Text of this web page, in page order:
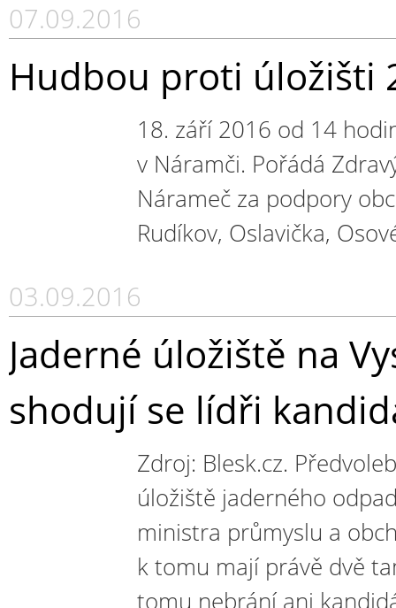
07.09.2016
Hudbou proti úložišti
18. září 2016 od 14
v Náramči. Pořádá
Nárameč za podpory
Rudíkov, Oslavička,
03.09.2016
Jaderné úložiště na
shodují se lídři
Zdroj: Blesk.cz.
úložiště jaderného
ministra průmyslu a
k tomu mají právě dvě
tomu nebrání ani